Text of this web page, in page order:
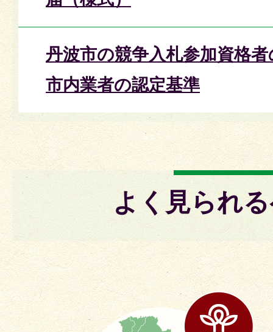
丹波市の競争入札参加資格
市内業者の認定基準
よく見られ